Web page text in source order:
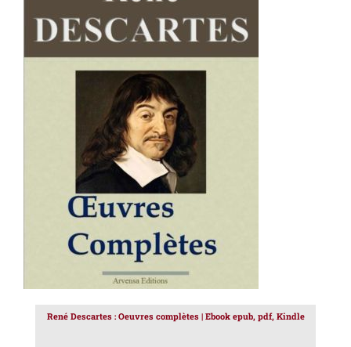
AJOUTER AU PANIER / DÉTAILS
René Descartes : Oeuvres complètes | Ebook epub, pdf, Kindle